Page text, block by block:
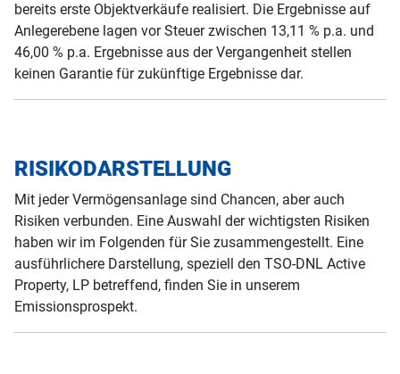
bereits erste Objektverkäufe realisiert. Die Ergebnisse auf
Anlegerebene lagen vor Steuer zwischen 13,11 % p.a. und
46,00 % p.a. Ergebnisse aus der Vergangenheit stellen
keinen Garantie für zukünftige Ergebnisse dar.
RISIKODARSTELLUNG
Mit jeder Vermögensanlage sind Chancen, aber auch
Risiken verbunden. Eine Auswahl der wichtigsten Risiken
haben wir im Folgenden für Sie zusammengestellt. Eine
ausführlichere Darstellung, speziell den TSO-DNL Active
Property, LP betreffend, finden Sie in unserem
Emissionsprospekt.